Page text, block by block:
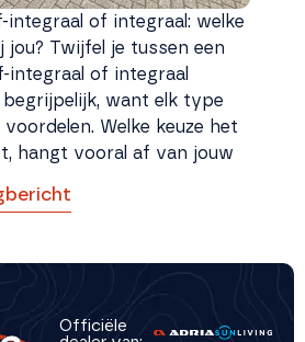
integraal of integraal: welke
Twijfel je tussen een
integraal of integraal
want elk type
Welke keuze het
hangt vooral af van jouw
Officiële